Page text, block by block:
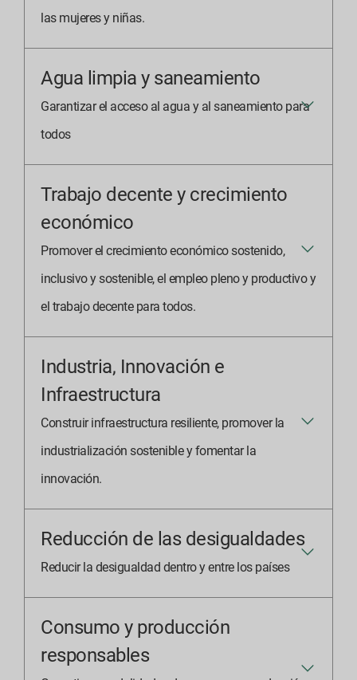
las mujeres y niñas.
Agua limpia y saneamiento
Garantizar el acceso al agua y al saneamiento para
todos
Trabajo decente y crecimiento
económico
Promover el crecimiento económico sostenido,
inclusivo y sostenible, el empleo pleno y productivo y
el trabajo decente para todos.
Industria, Innovación e
Infraestructura
Construir infraestructura resiliente, promover la
industrialización sostenible y fomentar la
innovación.
Reducción de las desigualdades
Reducir la desigualdad dentro y entre los países
Consumo y producción
responsables